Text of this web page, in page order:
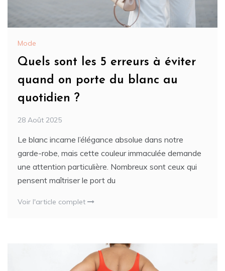
Mode
Quels sont les 5 erreurs à éviter
quand on porte du blanc au
quotidien ?
28 Août 2025
Le blanc incarne l’élégance absolue dans notre
garde-robe, mais cette couleur immaculée demande
une attention particulière. Nombreux sont ceux qui
pensent maîtriser le port du
Voir l'article complet